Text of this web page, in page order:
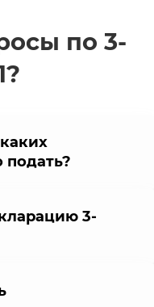
по 3-
подать?
3-